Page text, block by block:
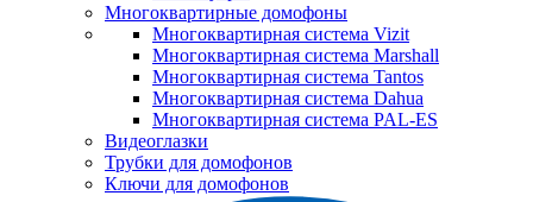
Многоквартирные домофоны
Многоквартирная система Vizit
Многоквартирная система Marshall
Многоквартирная система Tantos
Многоквартирная система Dahua
Многоквартирная система PAL-ES
Видеоглазки
Трубки для домофонов
Ключи для домофонов